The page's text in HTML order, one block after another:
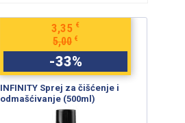
5,00 €
3,35 €
-33%
INFINITY Sprej za čišćenje i
odmašćivanje (500ml)